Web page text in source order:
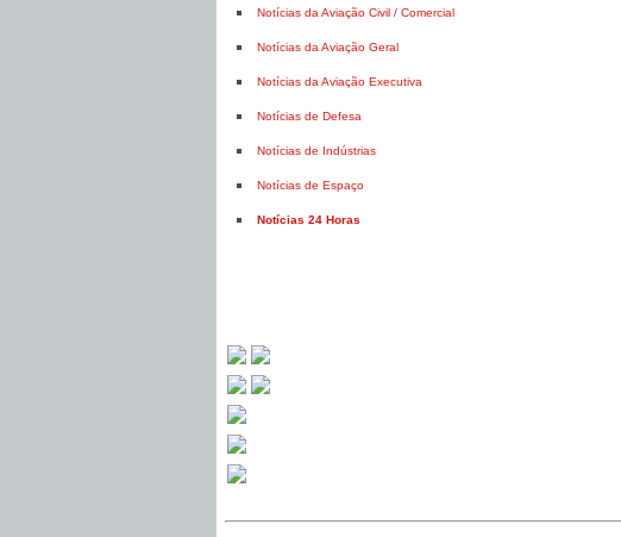
Notícias da Aviação Civil / Comercial
Notícias da Aviação Geral
Notícias da Aviação Executiva
Notícias de Defesa
Notícias de Indústrias
Notícias de Espaço
Notícias 24 Horas